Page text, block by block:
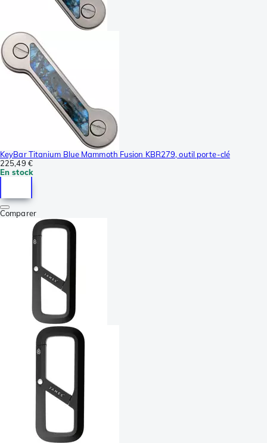
KeyBar Titanium Blue Mammoth Fusion KBR279, outil porte-clé
225,49 €
En stock
Comparer